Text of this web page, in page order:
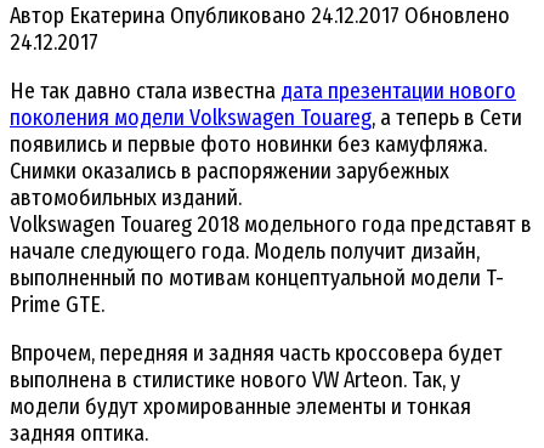
Автор Екатерина Опубликовано 24.12.2017 Обновлено
24.12.2017
Не так давно стала известна дата презентации нового
поколения модели Volkswagen Touareg, а теперь в Сети
появились и первые фото новинки без камуфляжа.
Снимки оказались в распоряжении зарубежных
автомобильных изданий.
Volkswagen Touareg 2018 модельного года представят в
начале следующего года. Модель получит дизайн,
выполненный по мотивам концептуальной модели T-
Prime GTE.
Впрочем, передняя и задняя часть кроссовера будет
выполнена в стилистике нового VW Arteon. Так, у
модели будут хромированные элементы и тонкая
задняя оптика.